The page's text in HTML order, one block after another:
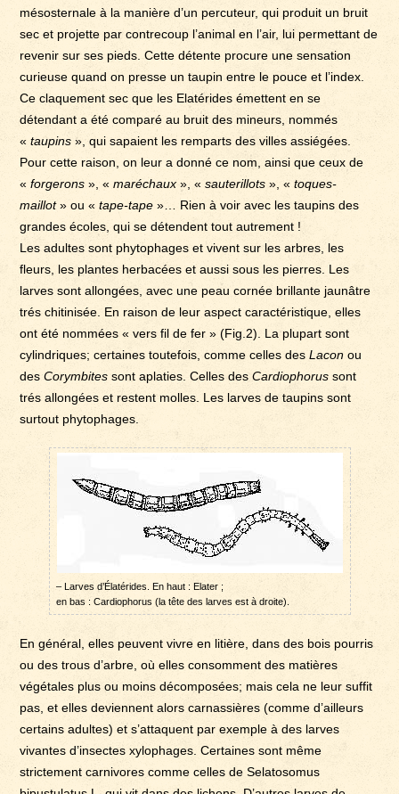
mésosternale à la manière d’un percuteur, qui produit un bruit
sec et projette par contrecoup l’animal en l’air, lui permettant de
revenir sur ses pieds. Cette détente procure une sensation
curieuse quand on presse un taupin entre le pouce et l’index.
Ce claquement sec que les Elatérides émettent en se
détendant a été comparé au bruit des mineurs, nommés
«taupins », qui sapaient les remparts des villes assiégées.
Pour cette raison, on leur a donné ce nom, ainsi que ceux de
«forgerons », «maréchaux », «sauterillots », «toques-
maillot» ou «tape-tape »… Rien à voir avec les taupins des
grandes écoles, qui se détendent tout autrement !
Les adultes sont phytophages et vivent sur les arbres, les
fleurs, les plantes herbacées et aussi sous les pierres. Les
larves sont allongées, avec une peau cornée brillante jaunâtre
trés chitinisée. En raison de leur aspect caractéristique, elles
ont été nommées « vers fil de fer » (Fig.2). La plupart sont
cylindriques; certaines toutefois, comme celles desLacon ou
desCorymbites sont aplaties. Celles desCardiophorus sont
trés allongées et restent molles. Les larves de taupins sont
surtout phytophages.
– Larves d’Élatérides. En haut : Elater ;
en bas : Cardiophorus (la tête des larves est à droite).
En général, elles peuvent vivre en litière, dans des bois pourris
ou des trous d’arbre, où elles consomment des matières
végétales plus ou moins décomposées; mais cela ne leur suffit
pas, et elles deviennent alors carnassières (comme d’ailleurs
certains adultes) et s’attaquent par exemple à des larves
vivantes d’insectes xylophages. Certaines sont même
strictement carnivores comme celles de Selatosomus